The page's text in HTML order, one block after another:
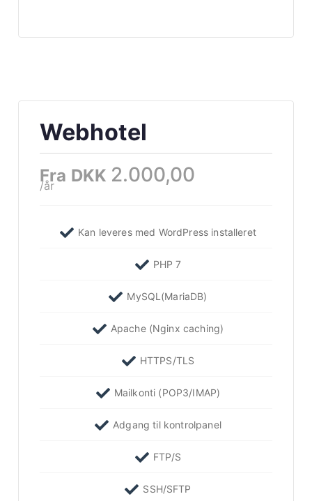
Webhotel
Fra DKK 2.000,00
/år
Kan leveres med WordPress installeret
PHP 7
MySQL(MariaDB)
Apache (Nginx caching)
HTTPS/TLS
Mailkonti (POP3/IMAP)
Adgang til kontrolpanel
FTP/S
SSH/SFTP